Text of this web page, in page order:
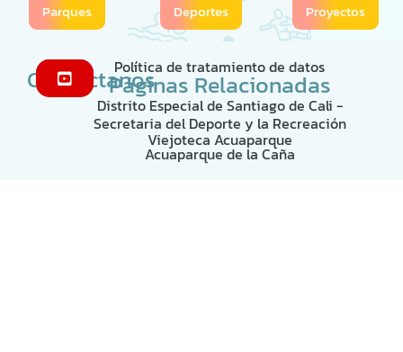
Parques Deportes Proyectos
ContáctanosPolítica de tratamiento de datos
Páginas Relacionadas
Distrito Especial de Santiago de Cali -
Secretaria del Deporte y la Recreación
Viejoteca Acuaparque
Acuaparque de la Caña